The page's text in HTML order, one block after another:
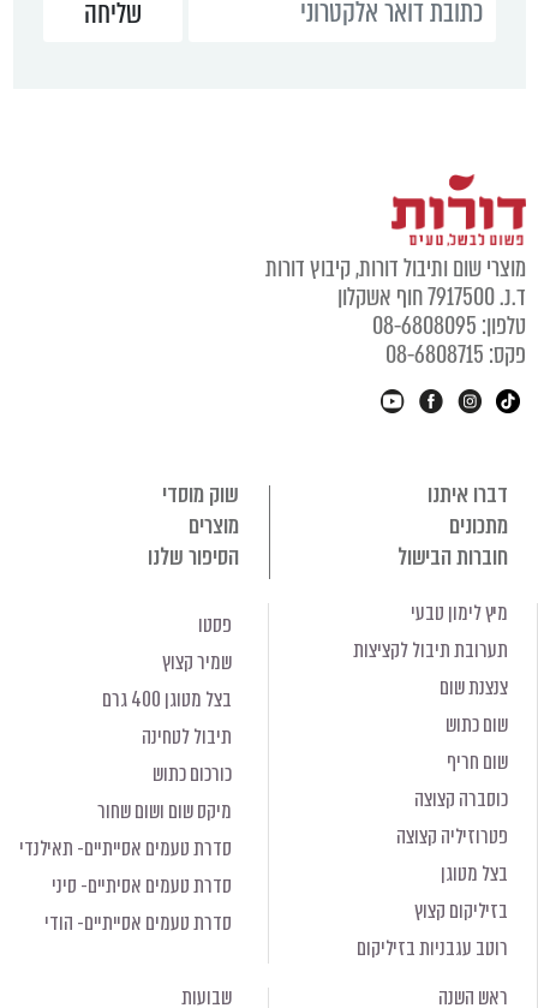
מוצרי שום ותיבול דורות, קיבוץ דורות
ד.נ. 7917500 חוף אשקלון
טלפון: 08-6808095
פקס: 08-6808715
דברו איתנו
שוק מוסדי
מתכונים
מוצרים
חוברות הבישול
הסיפור שלנו
מיץ לימון טבעי
תערובת תיבול לקציצות
צנצנת שום
שום כתוש
שום חריף
כוסברה קצוצה
פטרוזיליה קצוצה
בצל מטוגן
בזיליקום קצוץ
רוטב עגבניות בזיליקום
פסטו
שמיר קצוץ
בצל מטוגן 400 גרם
תיבול לטחינה
כורכום כתוש
מיקס שום ושום שחור
סדרת טעמים אסייתיים- תאילנדי
סדרת טעמים אסיתיים- סיני
סדרת טעמים אסייתיים- הודי
ראש השנה שבועות